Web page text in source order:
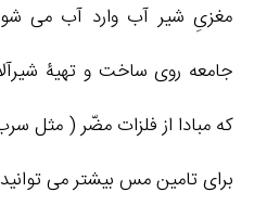
مغزیِ شیر آب وارد آب می
جامعه روی ساخت و تهیۀ
که مبادا از فلزات مضّر ( مثل
برای تامین مس بیشتر می